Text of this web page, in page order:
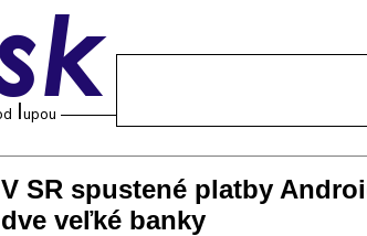
V SR spustené platby
dve veľké banky